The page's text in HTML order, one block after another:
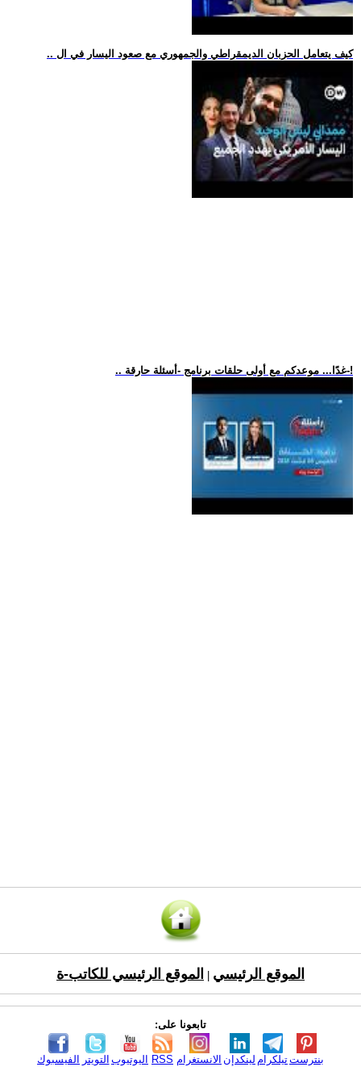
.. كيف يتعامل الحزبان الديمقراطي والجمهوري مع صعود اليسار في ال
.. غدًا... موعدكم مع أولى حلقات برنامج -أسئلة حارقة-!
الموقع الرئيسي الموقع الرئيسي للكاتب-ة
تابعونا على:
الفيسبوك التويتر اليوتيوب RSS الانستغرام لينكدإن تيلكرامبنترست